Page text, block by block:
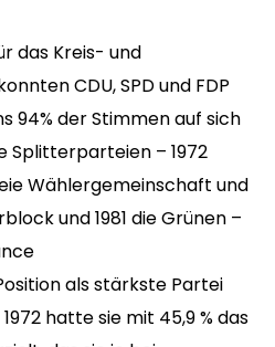
das Kreis- und
CDU, SPD und FDP
94% der Stimmen auf sich
Splitterparteien – 1972
Wählergemeinschaft und
und 1981 die Grünen –
als stärkste Partei
hatte sie mit 45,9 % das